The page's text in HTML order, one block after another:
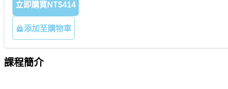
立即購買 NT$414
添加至購物車
課程簡介